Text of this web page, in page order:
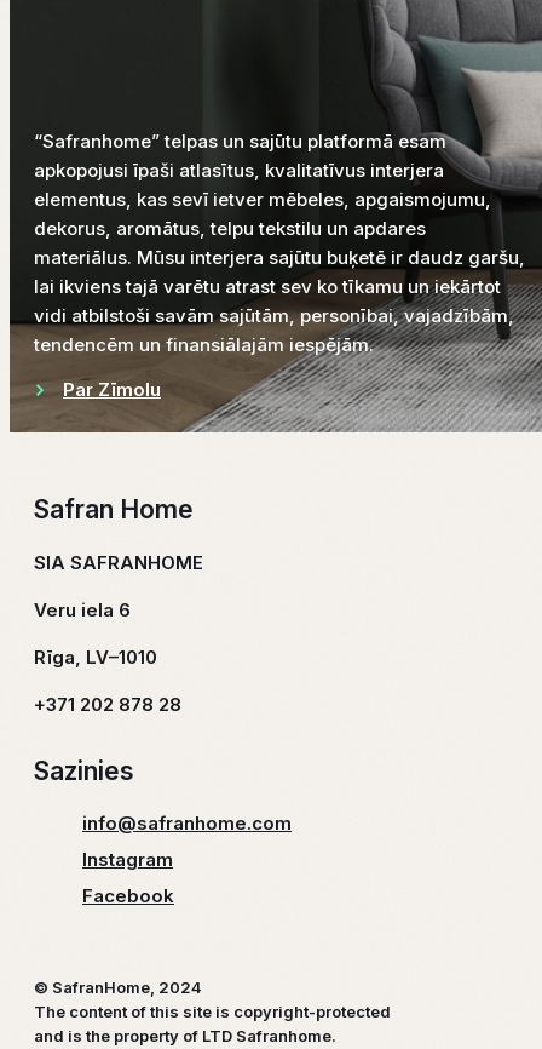
“Safranhome” telpas un sajūtu platformā esam
apkopojusi īpaši atlasītus, kvalitatīvus interjera
elementus, kas sevī ietver mēbeles, apgaismojumu,
dekorus, aromātus, telpu tekstilu un apdares
materiālus. Mūsu interjera sajūtu buķetē ir daudz garšu,
lai ikviens tajā varētu atrast sev ko tīkamu un iekārtot
vidi atbilstoši savām sajūtām, personībai, vajadzībām,
tendencēm un finansiālajām iespējām.
Par Zīmolu
Safran Home
SIA SAFRANHOME
Veru iela 6
Rīga, LV–1010
+371 202 878 28
Sazinies
info@safranhome.com
Instagram
Facebook
© SafranHome, 2024
The content of this site is copyright-protected
and is the property of LTD Safranhome.